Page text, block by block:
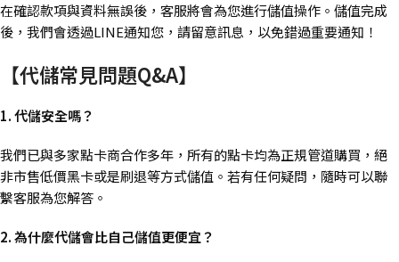
在確認款項與資料無誤後，客服將會為您進行儲值操作。儲值完成
後，我們會透過LINE通知您，請留意訊息，以免錯過重要通知！
【代儲常見問題Q&A】
1. 代儲安全嗎？
我們已與多家點卡商合作多年，所有的點卡均為正規管道購買，絕
非市售低價黑卡或是刷退等方式儲值。若有任何疑問，隨時可以聯
繫客服為您解答。
2. 為什麼代儲會比自己儲值更便宜？